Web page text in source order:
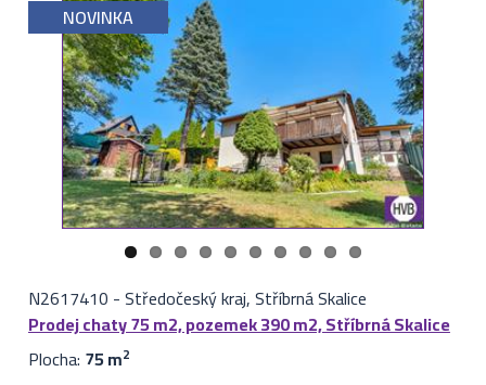
NOVINKA
N2617410 -Středočeský kraj, Stříbrná Skalice
Prodej chaty 75 m2, pozemek 390 m2, Stříbrná Skalice
Plocha: 75 m2